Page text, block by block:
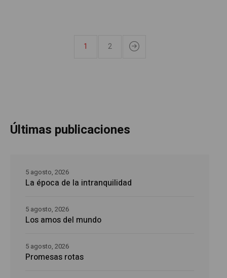
1 2
Últimas publicaciones
La época de la intranquilidad
5 agosto, 2026
Los amos del mundo
5 agosto, 2026
Promesas rotas
5 agosto, 2026